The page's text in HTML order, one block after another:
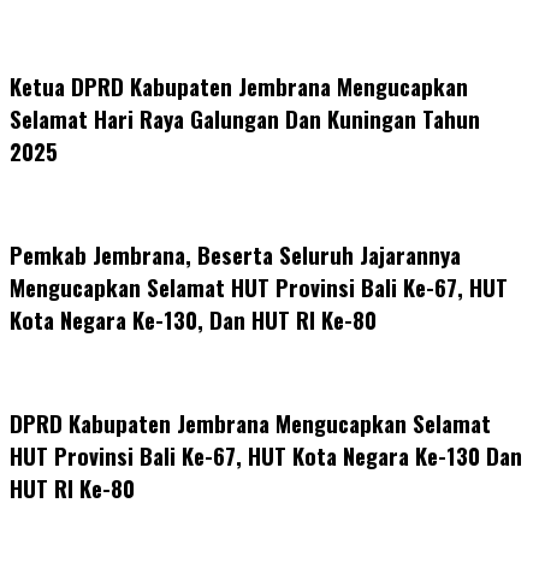
Ketua DPRD Kabupaten Jembrana Mengucapkan
Selamat Hari Raya Galungan Dan Kuningan Tahun
2025
Pemkab Jembrana, Beserta Seluruh Jajarannya
Mengucapkan Selamat HUT Provinsi Bali Ke-67, HUT
Kota Negara Ke-130, Dan HUT RI Ke-80
DPRD Kabupaten Jembrana Mengucapkan Selamat
HUT Provinsi Bali Ke-67, HUT Kota Negara Ke-130 Dan
HUT RI Ke-80